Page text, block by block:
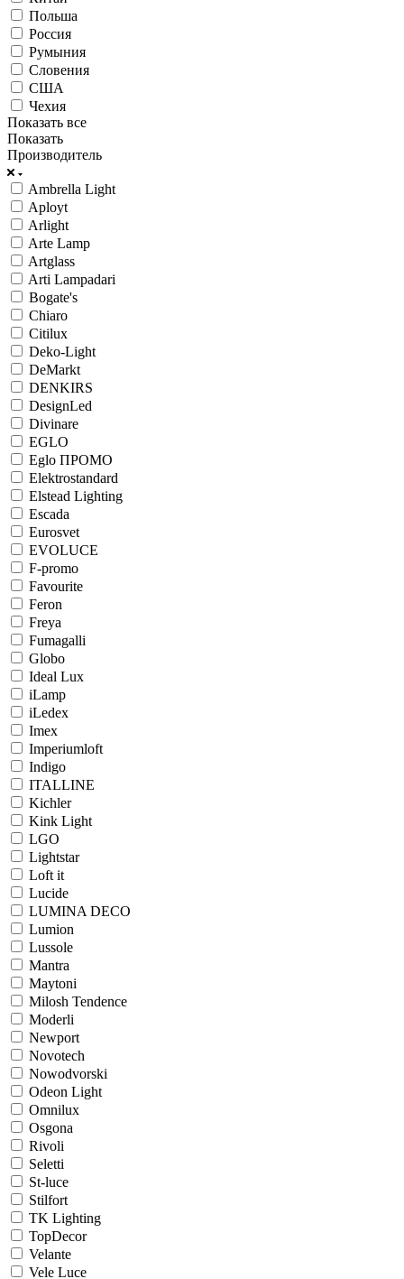
Польша
Россия
Румыния
Словения
США
Чехия
Показать все
Показать
Производитель
Ambrella Light
Aployt
Arlight
Arte Lamp
Artglass
Arti Lampadari
Bogate's
Chiaro
Citilux
Deko-Light
DeMarkt
DENKIRS
DesignLed
Divinare
EGLO
Eglo ПРОМО
Elektrostandard
Elstead Lighting
Escada
Eurosvet
EVOLUCE
F-promo
Favourite
Feron
Freya
Fumagalli
Globo
Ideal Lux
iLamp
iLedex
Imex
Imperiumloft
Indigo
ITALLINE
Kichler
Kink Light
LGO
Lightstar
Loft it
Lucide
LUMINA DECO
Lumion
Lussole
Mantra
Maytoni
Milosh Tendence
Moderli
Newport
Novotech
Nowodvorski
Odeon Light
Omnilux
Osgona
Rivoli
Seletti
St-luce
Stilfort
TK Lighting
TopDecor
Velante
Vele Luce